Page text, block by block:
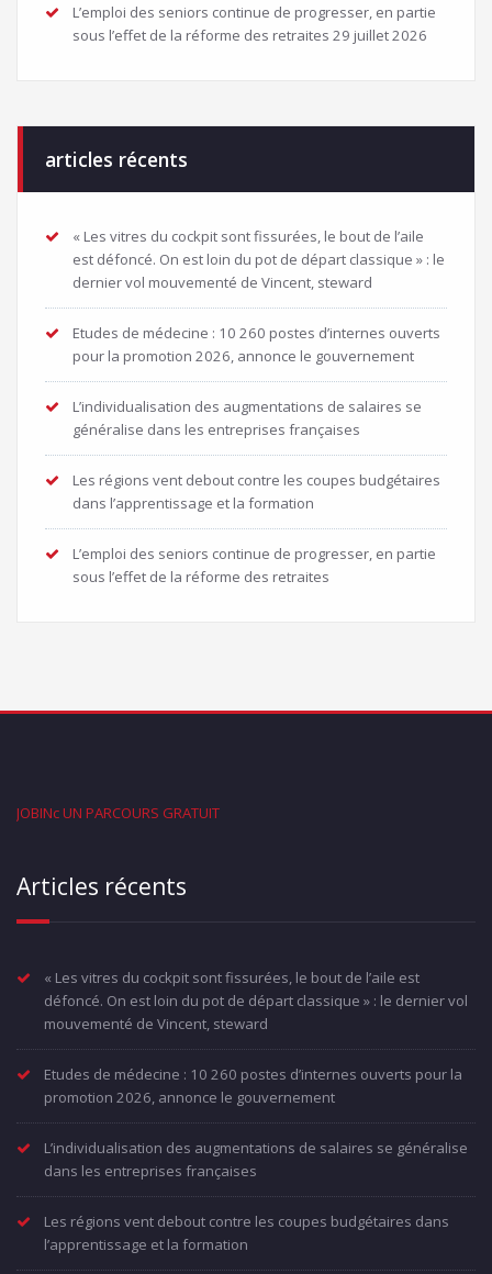
L’emploi des seniors continue de progresser, en partie
sous l’effet de la réforme des retraites 29 juillet 2026
articles récents
« Les vitres du cockpit sont fissurées, le bout de l’aile
est défoncé. On est loin du pot de départ classique » : le
dernier vol mouvementé de Vincent, steward
Etudes de médecine : 10 260 postes d’internes ouverts
pour la promotion 2026, annonce le gouvernement
L’individualisation des augmentations de salaires se
généralise dans les entreprises françaises
Les régions vent debout contre les coupes budgétaires
dans l’apprentissage et la formation
L’emploi des seniors continue de progresser, en partie
sous l’effet de la réforme des retraites
JOBINc UN PARCOURS GRATUIT
Articles récents
« Les vitres du cockpit sont fissurées, le bout de l’aile est
défoncé. On est loin du pot de départ classique » : le dernier vol
mouvementé de Vincent, steward
Etudes de médecine : 10 260 postes d’internes ouverts pour la
promotion 2026, annonce le gouvernement
L’individualisation des augmentations de salaires se généralise
dans les entreprises françaises
Les régions vent debout contre les coupes budgétaires dans
l’apprentissage et la formation